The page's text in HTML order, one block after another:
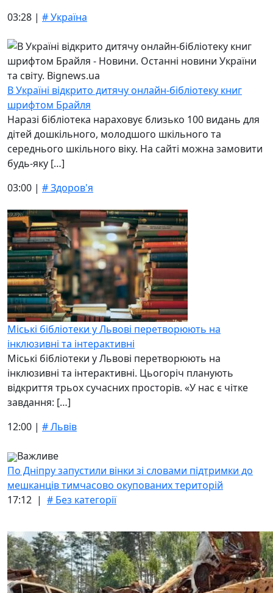
03:28 | # Україна
В Україні відкрито дитячу онлайн-бібліотеку книг
шрифтом Брайля
Наразі бібліотека нараховує близько 100 видань для
дітей дошкільного, молодшого шкільного та
середнього шкільного віку. На сайті можна замовити
будь-яку […]
03:00 | # Здоров'я
Міські бібліотеки у Львові перетворюють на
інклюзивні та інтерактивні
Міські бібліотеки у Львові перетворюють на
інклюзивні та інтерактивні. Цьогоріч планують
відкриття трьох сучасних просторів. «У нас є чітке
завдання: […]
12:00 | # Львів
Важливе
По Дніпру запустили вінки зі словами підтримки до
мешканців тимчасово окупованих територій
17:12 | # Без категорії